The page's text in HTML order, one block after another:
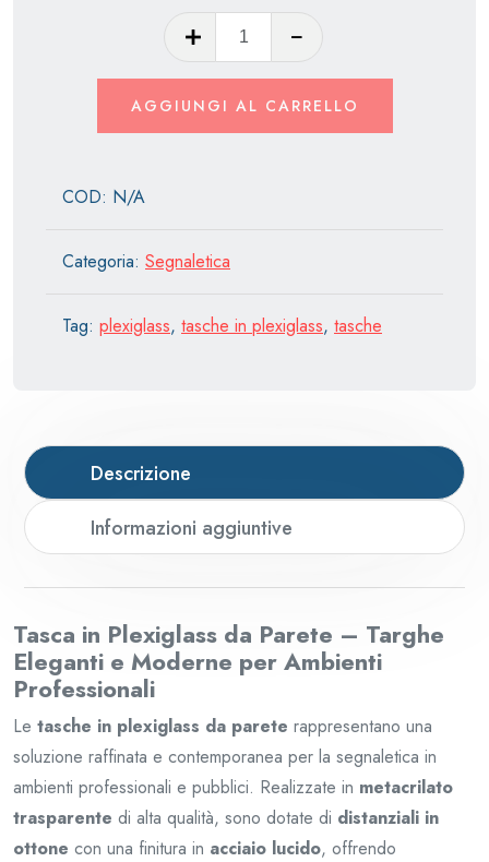
in
plexiglass
da
AGGIUNGI AL CARRELLO
COD: N/A
Categoria: Segnaletica
Tag: plexiglass, tasche in plexiglass, tasche
Descrizione
Informazioni aggiuntive
Tasca in Plexiglass da Parete – Targhe
Eleganti e Moderne per Ambienti
Professionali
Le tasche in plexiglass da parete rappresentano una
soluzione raffinata e contemporanea per la segnaletica in
ambienti professionali e pubblici. Realizzate in metacrilato
trasparente di alta qualità, sono dotate di distanziali in
ottone con una finitura in acciaio lucido, offrendo